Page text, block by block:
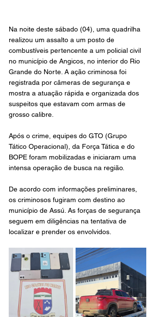
Na noite deste sábado (04), uma quadrilha
realizou um assalto a um posto de
combustíveis pertencente a um policial civil
no município de Angicos, no interior do Rio
Grande do Norte. A ação criminosa foi
registrada por câmeras de segurança e
mostra a atuação rápida e organizada dos
suspeitos que estavam com armas de
grosso calibre.
Após o crime, equipes do GTO (Grupo
Tático Operacional), da Força Tática e do
BOPE foram mobilizadas e iniciaram uma
intensa operação de busca na região.
De acordo com informações preliminares,
os criminosos fugiram com destino ao
município de Assú. As forças de segurança
seguem em diligências na tentativa de
localizar e prender os envolvidos.